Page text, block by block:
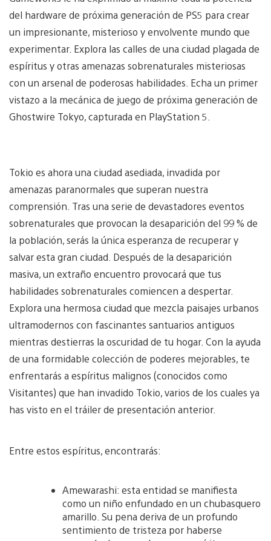
del hardware de próxima generación de PS5 para crear
un impresionante, misterioso y envolvente mundo que
experimentar. Explora las calles de una ciudad plagada de
espíritus y otras amenazas sobrenaturales misteriosas
con un arsenal de poderosas habilidades. Echa un primer
vistazo a la mecánica de juego de próxima generación de
Ghostwire Tokyo, capturada en PlayStation 5.
Tokio es ahora una ciudad asediada, invadida por
amenazas paranormales que superan nuestra
comprensión. Tras una serie de devastadores eventos
sobrenaturales que provocan la desaparición del 99 % de
la población, serás la única esperanza de recuperar y
salvar esta gran ciudad. Después de la desaparición
masiva, un extraño encuentro provocará que tus
habilidades sobrenaturales comiencen a despertar.
Explora una hermosa ciudad que mezcla paisajes urbanos
ultramodernos con fascinantes santuarios antiguos
mientras destierras la oscuridad de tu hogar. Con la ayuda
de una formidable colección de poderes mejorables, te
enfrentarás a espíritus malignos (conocidos como
Visitantes) que han invadido Tokio, varios de los cuales ya
has visto en el tráiler de presentación anterior.
Entre estos espíritus, encontrarás:
Amewarashi: esta entidad se manifiesta
como un niño enfundado en un chubasquero
amarillo. Su pena deriva de un profundo
sentimiento de tristeza por haberse